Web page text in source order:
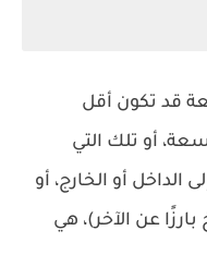
قد تكون أقل
أو تلك التي
أو الخارج، أو
عن الآخر)، هي